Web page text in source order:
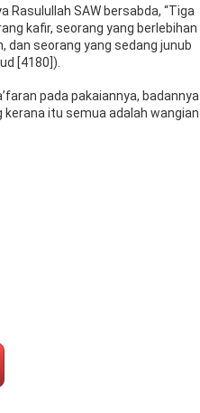
Rasulullah SAW bersabda, “Tiga
kafir, seorang yang berlebihan
dan seorang yang sedang junub
[4180]).
pada pakaiannya, badannya
itu semua adalah wangian